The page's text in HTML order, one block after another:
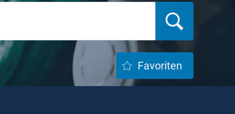
Favoriten